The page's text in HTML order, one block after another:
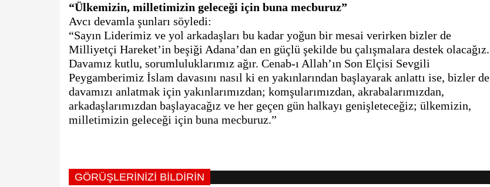
“Ülkemizin, milletimizin geleceği için buna mecburuz”
Avcı devamla şunları söyledi:
“Sayın Liderimiz ve yol arkadaşları bu kadar yoğun bir mesai verirken bizler de
Milliyetçi Hareket’in beşiği Adana’dan en güçlü şekilde bu çalışmalara destek olacağız.
Davamız kutlu, sorumluluklarımız ağır. Cenab-ı Allah’ın Son Elçisi Sevgili
Peygamberimiz İslam davasını nasıl ki en yakınlarından başlayarak anlattı ise, bizler de
davamızı anlatmak için yakınlarımızdan; komşularımızdan, akrabalarımızdan,
arkadaşlarımızdan başlayacağız ve her geçen gün halkayı genişleteceğiz; ülkemizin,
milletimizin geleceği için buna mecburuz.”
GÖRÜŞLERINIZI BILDIRIN